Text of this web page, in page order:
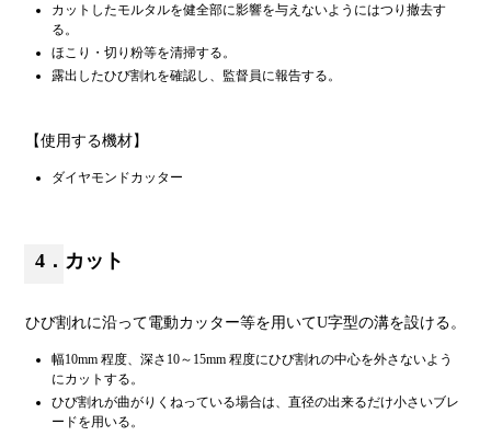
カットしたモルタルを健全部に影響を与えないようにはつり撤去す
る。
ほこり・切り粉等を清掃する。
露出したひび割れを確認し、監督員に報告する。
【使用する機材】
ダイヤモンドカッター
4．カット
ひび割れに沿って電動カッター等を用いてU字型の溝を設ける。
幅10mm 程度、深さ10～15mm 程度にひび割れの中心を外さないよう
にカットする。
ひび割れが曲がりくねっている場合は、直径の出来るだけ小さいブレ
ードを用いる。